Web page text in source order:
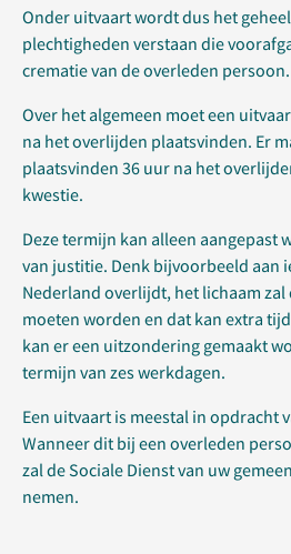
Onder uitvaart wordt dus het
plechtigheden verstaan die
crematie van de overleden persoon.
Over het algemeen moet een
na het overlijden plaatsvinden. Er
plaatsvinden 36 uur na het
kwestie.
Deze termijn kan alleen aangepast
van justitie. Denk bijvoorbeeld aan
Nederland overlijdt, het lichaam zal
moeten worden en dat kan extra tijd
kan er een uitzondering gemaakt
termijn van zes werkdagen.
Een uitvaart is meestal in opdracht
Wanneer dit bij een overleden
zal de Sociale Dienst van uw
nemen.